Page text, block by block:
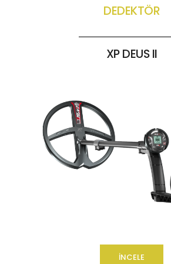
DEDEKTÖR
XP DEUS II
İNCELE